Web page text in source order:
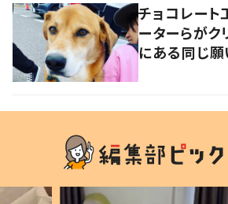
チョコレー
ーターらが
にある同じ願